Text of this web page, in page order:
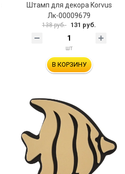
Штамп для декора Korvus
Лк-00009679
138 руб. 131 руб.
шт
В КОРЗИНУ